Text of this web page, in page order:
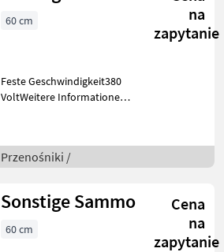
na
zapytanie
60 cm
Feste Geschwindigkeit380
VoltWeitere Informationen
einfach und schnell an auf
unsere Duijndam Machines
Przenośniki /
Sonstige Sammo
Cena
na
zapytanie
60 cm